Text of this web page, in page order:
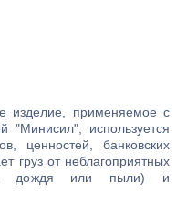
изделие, применяемое с
"Минисил", используется
ценностей, банковских
груз от неблагоприятных
дождя или пыли) и